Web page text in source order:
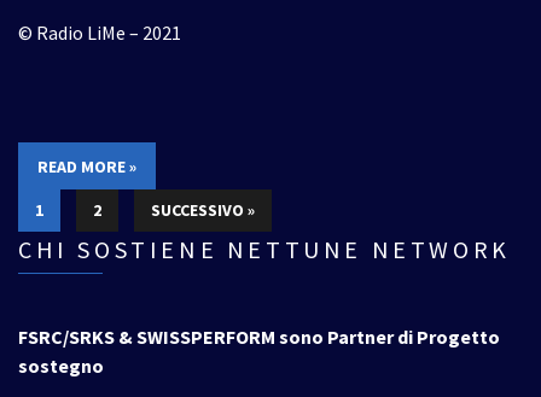
© Radio LiMe – 2021
READ MORE »
1
2 SUCCESSIVO »
CHI SOSTIENE NETTUNE NETWORK
FSRC/SRKS & SWISSPERFORM sono Partner di Progetto
sostegno